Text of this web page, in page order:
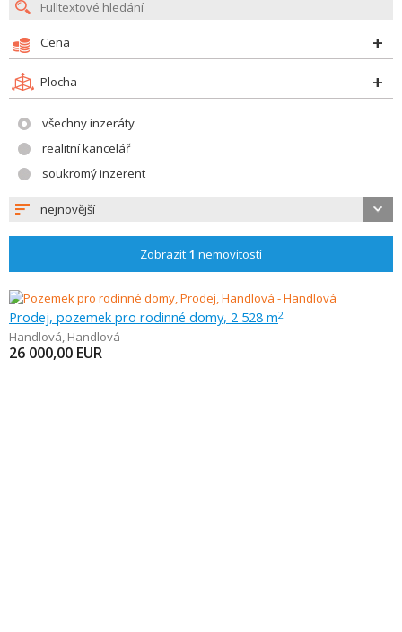
Cena
Plocha
všechny inzeráty
realitní kancelář
soukromý inzerent
nejnovější
Zobrazit 1 nemovitostí
Prodej, pozemek pro rodinné domy, 2 528 m2
Handlová, Handlová
26 000,00 EUR